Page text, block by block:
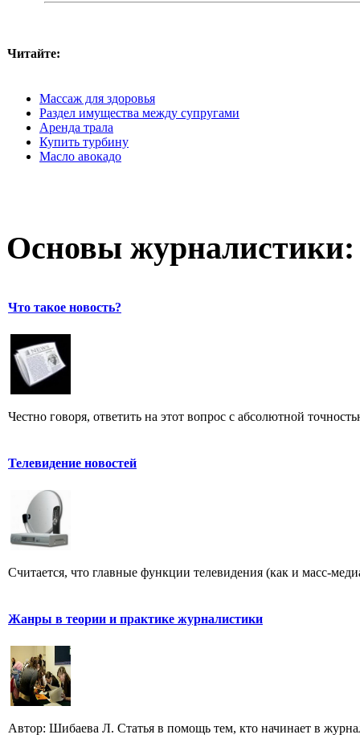
Читайте:
Массаж для здоровья
Раздел имущества между супругами
Аренда трала
Купить турбину
Масло авокадо
Основы журналистики:
Что такое новость?
Честно говоря, ответить на этот вопрос с абсолютной
Телевидение новостей
Считается, что главные функции телевидения (как и масс-
Жанры в теории и практике журналистики
Автор: Шибаева Л. Статья в помощь тем, кто начинает в